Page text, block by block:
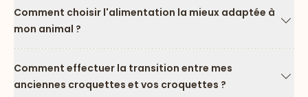
Comment choisir l'alimentation la mieux adaptée à
mon animal ?
Comment effectuer la transition entre mes
anciennes croquettes et vos croquettes ?